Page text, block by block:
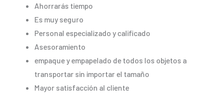
Ahorrarás tiempo
Es muy seguro
Personal especializado y calificado
Asesoramiento
empaque y empapelado de todos los objetos a
transportar sin importar el tamaño
Mayor satisfacción al cliente